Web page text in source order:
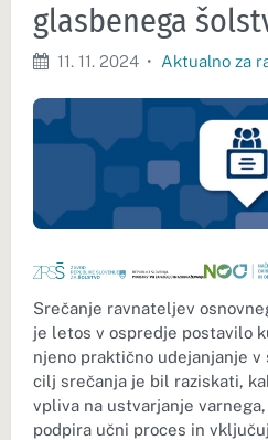
glasbenega
11. 11. 2024 • Aktualno za
Srečanje ravnateljev
je letos v ospredje postavilo
njeno praktično udejanjanje v
cilj srečanja je bil raziskati,
vpliva na ustvarjanje
podpira učni proces in